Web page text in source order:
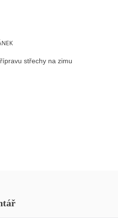
střechy na zimu